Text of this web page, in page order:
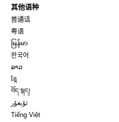
其他语种
普通话
粤语
မြန်မာ
한국어
ລາວ
ខ្មែ
བོད་སྐད།
ئۇيغۇر
Tiếng Việt